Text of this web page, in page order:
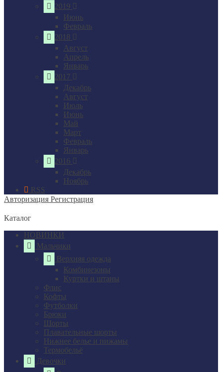
2019
Июнь
Февраль
2018
Август
Апрель
Январь
2017
Декабрь
Август
Июль
Июнь
Май
Март
Февраль
Январь
2016
Декабрь
Ноябрь
RSS
Авторизация Регистрация
Каталог
НОВИНКИ
Мальчики
Верхняя одежда
Комбинезоны
Куртки и штаны
Флис
Кофты
Футболки
Брюки
Шорты
Плавательные шорты
Нижнее белье и пижамы
Термобельё
Девочки